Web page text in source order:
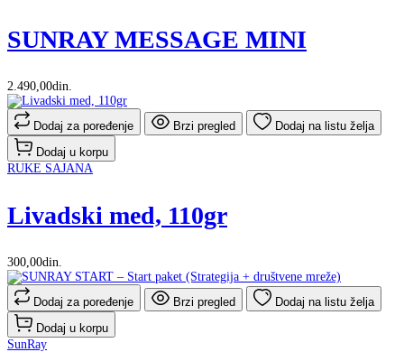
SUNRAY MESSAGE MINI
2.490,00din.
Dodaj za poređenje Brzi pregled
Dodaj na listu želja
Dodaj u korpu
RUKE SAJANA
Livadski med, 110gr
300,00din.
Dodaj za poređenje Brzi pregled
Dodaj na listu želja
Dodaj u korpu
SunRay